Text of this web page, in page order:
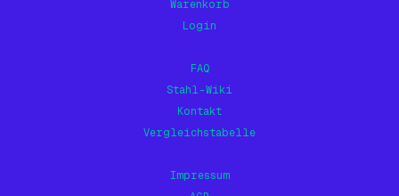
Warenkorb
Login
FAQ
Stahl-Wiki
Kontakt
Vergleichstabelle
Impressum